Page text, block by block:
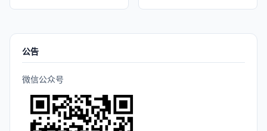
公告
微信公众号